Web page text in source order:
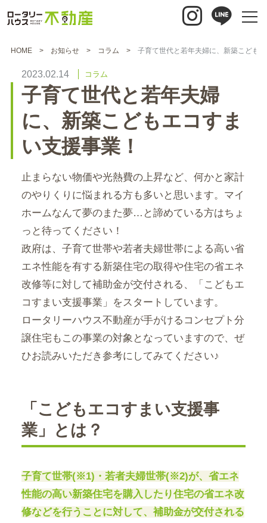
HOME お知らせ コラム 子育て世代と若年夫婦に、新築こども
2023.02.14 コラム
子育て世代と若年夫婦
に、新築こどもエコすま
い支援事業！
止まらない物価や光熱費の上昇など、何かと家計
のやりくりに悩まれる方も多いと思います。マイ
ホームなんて夢のまた夢…と諦めている方はちょ
っと待ってください！
政府は、子育て世帯や若者夫婦世帯による高い省
エネ性能を有する新築住宅の取得や住宅の省エネ
改修等に対して補助金が交付される、「こどもエ
コすまい支援事業」をスタートしています。
ロータリーハウス不動産が手がけるコンセプト分
譲住宅もこの事業の対象となっていますので、ぜ
ひお読みいただき参考にしてみてください♪
「こどもエコすまい支援事
業」とは？
子育て世帯(※1)・若者夫婦世帯(※2)が、省エネ
性能の高い新築住宅を購入したり住宅の省エネ改
修などを行うことに対して、補助金が交付される